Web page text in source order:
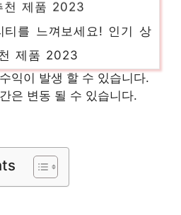
완성하는 마지막 조각 인
천 제품 2023
아지는, 당신만의 제품
추천 제품 2023
익이 발생 할 수 있습니다.
은 변동 될 수 있습니다.